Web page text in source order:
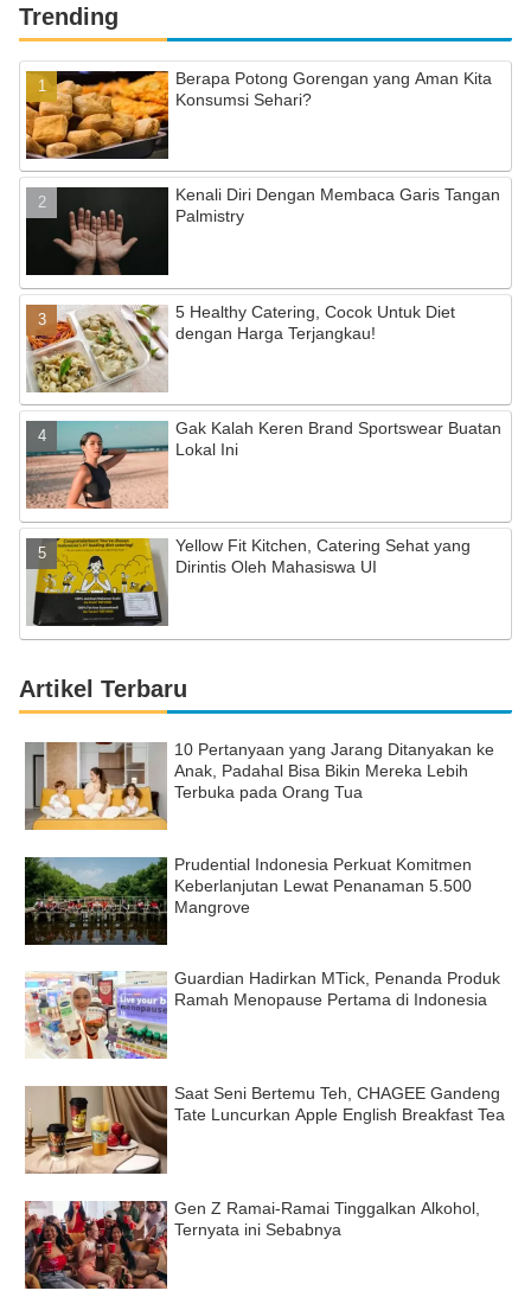
c
e
b
o
o
k
a
gr
a
m
T
u
b
e
C
a
n
n
el
Trending
Berapa Potong Gorengan yang Aman Kita
Konsumsi Sehari?
Kenali Diri Dengan Membaca Garis Tangan
Palmistry
5 Healthy Catering, Cocok Untuk Diet
dengan Harga Terjangkau!
Gak Kalah Keren Brand Sportswear Buatan
Lokal Ini
Yellow Fit Kitchen, Catering Sehat yang
Dirintis Oleh Mahasiswa UI
Artikel Terbaru
10 Pertanyaan yang Jarang Ditanyakan ke
Anak, Padahal Bisa Bikin Mereka Lebih
Terbuka pada Orang Tua
Prudential Indonesia Perkuat Komitmen
Keberlanjutan Lewat Penanaman 5.500
Mangrove
Guardian Hadirkan MTick, Penanda Produk
Ramah Menopause Pertama di Indonesia
Saat Seni Bertemu Teh, CHAGEE Gandeng
Tate Luncurkan Apple English Breakfast Tea
Gen Z Ramai-Ramai Tinggalkan Alkohol,
Ternyata ini Sebabnya